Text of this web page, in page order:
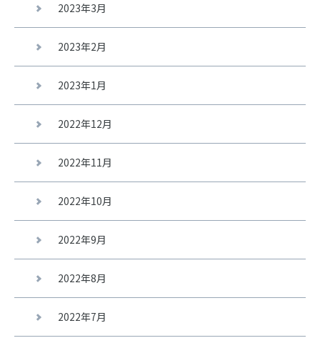
2023年3月
2023年2月
2023年1月
2022年12月
2022年11月
2022年10月
2022年9月
2022年8月
2022年7月